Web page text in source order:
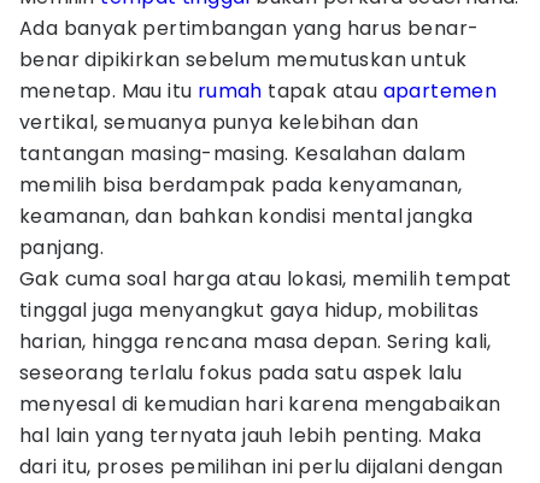
Ada banyak pertimbangan yang harus benar-
benar dipikirkan sebelum memutuskan untuk
menetap. Mau itu rumah tapak atau apartemen
vertikal, semuanya punya kelebihan dan
tantangan masing-masing. Kesalahan dalam
memilih bisa berdampak pada kenyamanan,
keamanan, dan bahkan kondisi mental jangka
panjang.
Gak cuma soal harga atau lokasi, memilih tempat
tinggal juga menyangkut gaya hidup, mobilitas
harian, hingga rencana masa depan. Sering kali,
seseorang terlalu fokus pada satu aspek lalu
menyesal di kemudian hari karena mengabaikan
hal lain yang ternyata jauh lebih penting. Maka
dari itu, proses pemilihan ini perlu dijalani dengan